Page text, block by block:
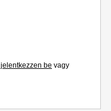
jelentkezzen be vagy